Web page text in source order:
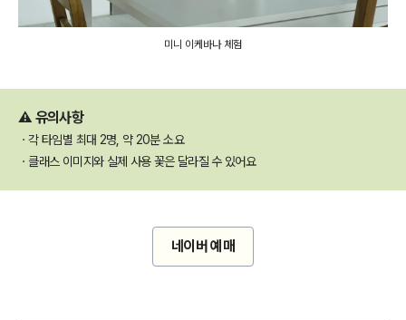
미니 이케바나 체험
⚠️ 유의사항
ㆍ각 타임별 최대 2명, 약 20분 소요
ㆍ클래스 이미지와 실제 사용 꽃은 달라질 수 있어요
네이버 예매